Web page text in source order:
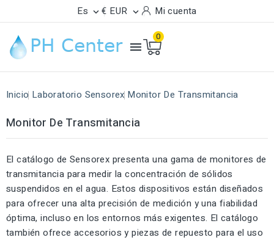
Es € EUR  Mi cuenta

0
Inicio Laboratorio Sensorex Monitor De Transmitancia
Monitor De Transmitancia
El catálogo de Sensorex presenta una gama de monitores de
transmitancia para medir la concentración de sólidos
suspendidos en el agua. Estos dispositivos están diseñados
para ofrecer una alta precisión de medición y una fiabilidad
óptima, incluso en los entornos más exigentes. El catálogo
también ofrece accesorios y piezas de repuesto para el uso